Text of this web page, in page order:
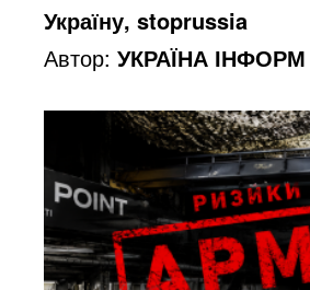
Україну, stoprussia
Автор:УКРАЇНА ІНФОРМ